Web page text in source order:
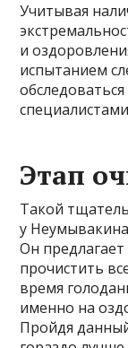
Учитывая
и
испытанием
Этап
Такой
у
Он
прочистить
время
именно на
Пройдя